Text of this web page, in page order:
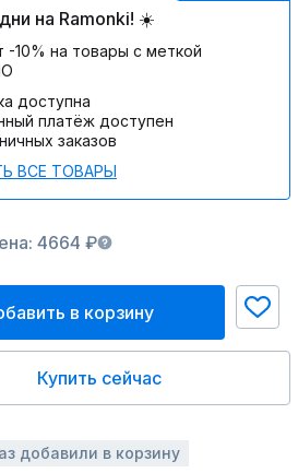
на Ramonki! ☀️
-10% на товары с меткой
доступна
платёж доступен
заказов
ВСЕ ТОВАРЫ
4664 ₽
в корзину
Купить сейчас
добавили в корзину